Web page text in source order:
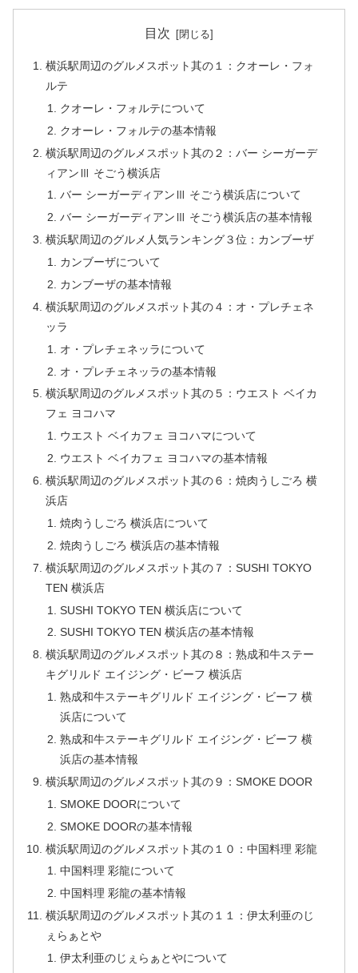
目次
横浜駅周辺のグルメスポット其の１：クオーレ・フォ
ルテ
クオーレ・フォルテについて
クオーレ・フォルテの基本情報
横浜駅周辺のグルメスポット其の２：バー シーガーデ
ィアンⅢ そごう横浜店
バー シーガーディアンⅢ そごう横浜店について
バー シーガーディアンⅢ そごう横浜店の基本情報
横浜駅周辺のグルメ人気ランキング３位：カンブーザ
カンブーザについて
カンブーザの基本情報
横浜駅周辺のグルメスポット其の４：オ・プレチェネ
ッラ
オ・プレチェネッラについて
オ・プレチェネッラの基本情報
横浜駅周辺のグルメスポット其の５：ウエスト ベイカ
フェ ヨコハマ
ウエスト ベイカフェ ヨコハマについて
ウエスト ベイカフェ ヨコハマの基本情報
横浜駅周辺のグルメスポット其の６：焼肉うしごろ 横
浜店
焼肉うしごろ 横浜店について
焼肉うしごろ 横浜店の基本情報
横浜駅周辺のグルメスポット其の７：SUSHI TOKYO
TEN 横浜店
SUSHI TOKYO TEN 横浜店について
SUSHI TOKYO TEN 横浜店の基本情報
横浜駅周辺のグルメスポット其の８：熟成和牛ステー
キグリルド エイジング・ビーフ 横浜店
熟成和牛ステーキグリルド エイジング・ビーフ 横
浜店について
熟成和牛ステーキグリルド エイジング・ビーフ 横
浜店の基本情報
横浜駅周辺のグルメスポット其の９：SMOKE DOOR
SMOKE DOORについて
SMOKE DOORの基本情報
横浜駅周辺のグルメスポット其の１０：中国料理 彩龍
中国料理 彩龍について
中国料理 彩龍の基本情報
横浜駅周辺のグルメスポット其の１１：伊太利亜のじ
ぇらぁとや
伊太利亜のじぇらぁとやについて